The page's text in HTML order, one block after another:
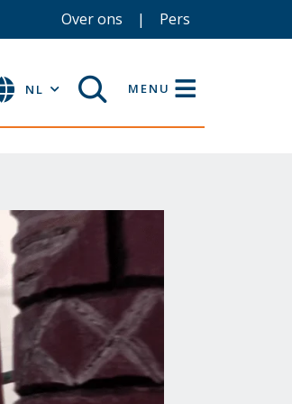
Over ons Pers
NL MENU